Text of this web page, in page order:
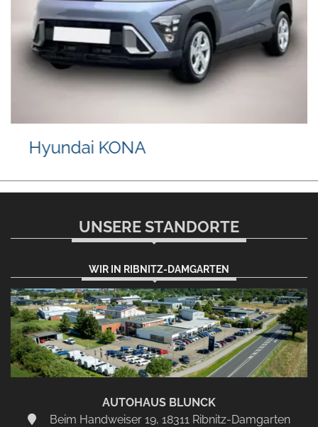
Hyundai KONA
UNSERE STANDORTE
WIR IN RIBNITZ-DAMGARTEN
AUTOHAUS BLUNCK
Beim Handweiser 19, 18311 Ribnitz-Damgarten